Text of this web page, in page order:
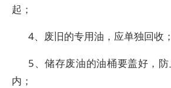
起；
4、废旧的专用油，应单独回收；
5、储存废油的油桶要盖好，
内；